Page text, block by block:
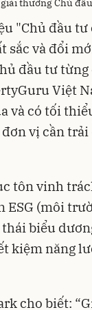
thưởng Chủ
"Chủ đầu
sắc và đổi
đầu tư
Việt
và có tối
vị cần
tôn vinh
ESG (môi
biểu
kiệm năng
cho biết: